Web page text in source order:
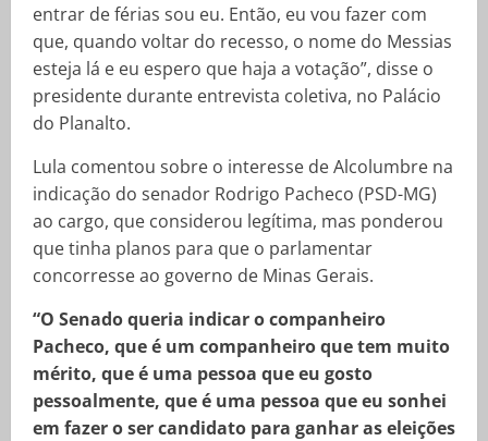
entrar de férias sou eu. Então, eu vou fazer com
que, quando voltar do recesso, o nome do Messias
esteja lá e eu espero que haja a votação”, disse o
presidente durante entrevista coletiva, no Palácio
do Planalto.
Lula comentou sobre o interesse de Alcolumbre na
indicação do senador Rodrigo Pacheco (PSD-MG)
ao cargo, que considerou legítima, mas ponderou
que tinha planos para que o parlamentar
concorresse ao governo de Minas Gerais.
“O Senado queria indicar o companheiro
Pacheco, que é um companheiro que tem muito
mérito, que é uma pessoa que eu gosto
pessoalmente, que é uma pessoa que eu sonhei
em fazer o ser candidato para ganhar as eleições